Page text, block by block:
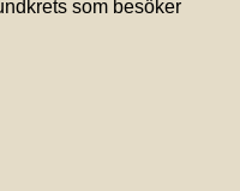
som besöker